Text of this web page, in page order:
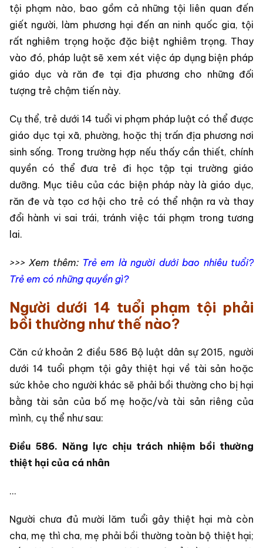
tội phạm nào, bao gồm cả những tội liên quan đến
giết người, làm phương hại đến an ninh quốc gia, tội
rất nghiêm trọng hoặc đặc biệt nghiêm trọng. Thay
vào đó, pháp luật sẽ xem xét việc áp dụng biện pháp
giáo dục và răn đe tại địa phương cho những đối
tượng trẻ chậm tiến này.
Cụ thể, trẻ dưới 14 tuổi vi phạm pháp luật có thể được
giáo dục tại xã, phường, hoặc thị trấn địa phương nơi
sinh sống. Trong trường hợp nếu thấy cần thiết, chính
quyền có thể đưa trẻ đi học tập tại trường giáo
dưỡng. Mục tiêu của các biện pháp này là giáo dục,
răn đe và tạo cơ hội cho trẻ có thể nhận ra và thay
đổi hành vi sai trái, tránh việc tái phạm trong tương
lai.
>>> Xem thêm: Trẻ em là người dưới bao nhiêu tuổi?
Trẻ em có những quyền gì?
Người dưới 14 tuổi phạm tội phải
bồi thường như thế nào?
Căn cứ khoản 2 điều 586 Bộ luật dân sự 2015, người
dưới 14 tuổi phạm tội gây thiệt hại về tài sản hoặc
sức khỏe cho người khác sẽ phải bồi thường cho bị hại
bằng tài sản của bố mẹ hoặc/và tài sản riêng của
mình, cụ thể như sau:
Điều 586. Năng lực chịu trách nhiệm bồi thường
thiệt hại của cá nhân
…
Người chưa đủ mười lăm tuổi gây thiệt hại mà còn
cha, mẹ thì cha, mẹ phải bồi thường toàn bộ thiệt hại;